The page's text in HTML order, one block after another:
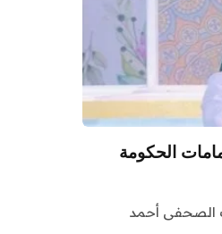
الحكومة
الصحفى أحمد